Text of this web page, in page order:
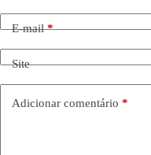
E-mail*
Site
Adicionar comentário *